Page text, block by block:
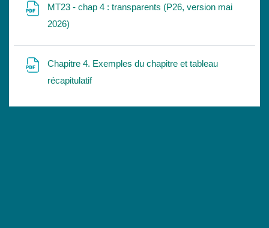
MT23 - chap 4 : transparents (P26, version mai
2026)
Chapitre 4. Exemples du chapitre et tableau
récapitulatif